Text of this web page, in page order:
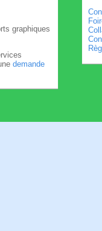
graphiques
demande